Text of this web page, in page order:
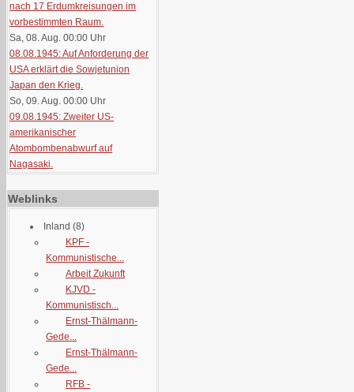
nach 17 Erdumkreisungen im
vorbestimmten Raum.
Sa, 08. Aug. 00:00 Uhr
08.08.1945: Auf Anforderung der
USA erklärt die Sowjetunion
Japan den Krieg.
So, 09. Aug. 00:00 Uhr
09.08.1945: Zweiter US-
amerikanischer
Atombombenabwurf auf
Nagasaki.
Weblinks
Inland (8)
KPF -
Kommunistische...
Arbeit Zukunft
KJVD -
Kommunistisch...
Ernst-Thälmann-
Gede...
Ernst-Thälmann-
Gede...
RFB -